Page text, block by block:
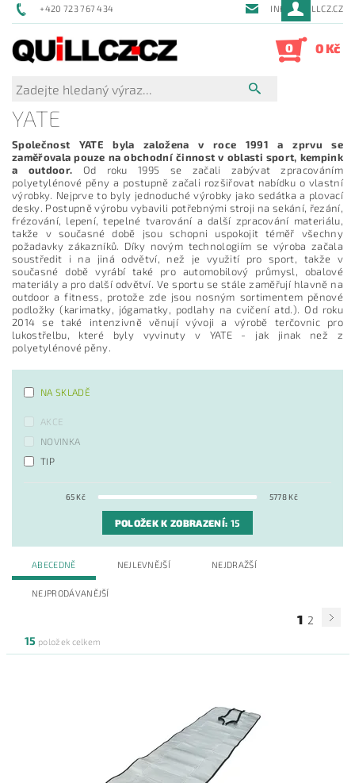
+420 723 767 434 INFO@QUILLCZ.CZ
0 0 Kč
YATE
Společnost YATE byla založena v roce 1991 a zprvu se
zaměřovala pouze na obchodní činnost v oblasti sport, kempink
a outdoor. Od roku 1995 se začali zabývat zpracováním
polyetylénové pěny a postupně začali rozšiřovat nabídku o vlastní
výrobky. Nejprve to byly jednoduché výrobky jako sedátka a plovací
desky. Postupně výrobu vybavili potřebnými stroji na sekání, řezání,
frézování, lepení, tepelné tvarování a další zpracování materiálu,
takže v současné době jsou schopni uspokojit téměř všechny
požadavky zákazníků. Díky novým technologiím se výroba začala
soustředit i na jiná odvětví, než je využití pro sport, takže v
současné době vyrábí také pro automobilový průmysl, obalové
materiály a pro další odvětví. Ve sportu se stále zaměřují hlavně na
outdoor a fitness, protože zde jsou nosným sortimentem pěnové
podložky (karimatky, jógamatky, podlahy na cvičení atd.). Od roku
2014 se také intenzivně věnují vývoji a výrobě terčovnic pro
lukostřelbu, které byly vyvinuty v YATE - jak jinak než z
polyetylénové pěny.
NA SKLADĚ
AKCE
NOVINKA
TIP
65 Kč 5778 Kč
POLOŽEK K ZOBRAZENÍ: 15
ABECEDNĚ NEJLEVNĚJŠÍ NEJDRAŽŠÍ
NEJPRODÁVANĚJŠÍ
1 2
15 položek celkem